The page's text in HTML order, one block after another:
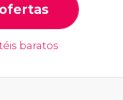
baratos